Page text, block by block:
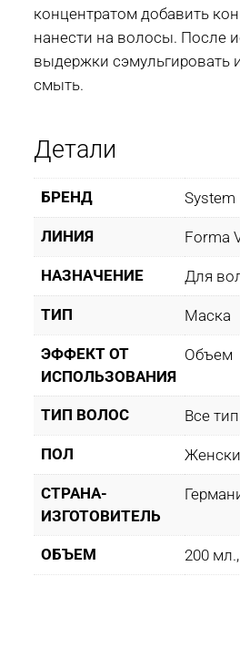
концентратом добавить
нанести на волосы. После
выдержки сэмульгировать
смыть.
Детали
БРЕНД System
ЛИНИЯ Forma
НАЗНАЧЕНИЕ Для
ТИП Маска
ЭФФЕКТ ОТ
ИСПОЛЬЗОВАНИЯ
Объем
ТИП ВОЛОС Все
ПОЛ
СТРАНА-
ИЗГОТОВИТЕЛЬ
ОБЪЕМ 200